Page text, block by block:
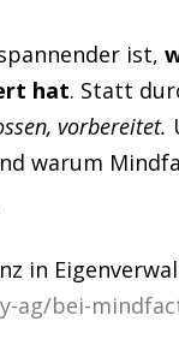
ist,
hat. Statt
vorbereitet.
warum
in
ag/bei-